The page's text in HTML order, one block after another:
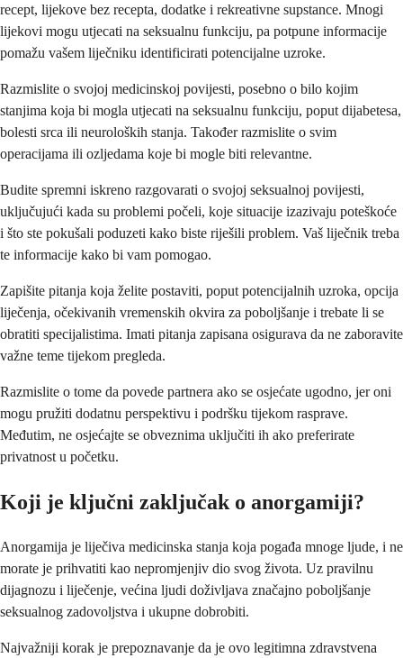
recept, lijekove bez recepta, dodatke i rekreativne supstance. Mnogi
lijekovi mogu utjecati na seksualnu funkciju, pa potpune informacije
pomažu vašem liječniku identificirati potencijalne uzroke.
Razmislite o svojoj medicinskoj povijesti, posebno o bilo kojim
stanjima koja bi mogla utjecati na seksualnu funkciju, poput dijabetesa,
bolesti srca ili neuroloških stanja. Također razmislite o svim
operacijama ili ozljedama koje bi mogle biti relevantne.
Budite spremni iskreno razgovarati o svojoj seksualnoj povijesti,
uključujući kada su problemi počeli, koje situacije izazivaju poteškoće
i što ste pokušali poduzeti kako biste riješili problem. Vaš liječnik treba
te informacije kako bi vam pomogao.
Zapišite pitanja koja želite postaviti, poput potencijalnih uzroka, opcija
liječenja, očekivanih vremenskih okvira za poboljšanje i trebate li se
obratiti specijalistima. Imati pitanja zapisana osigurava da ne zaboravite
važne teme tijekom pregleda.
Razmislite o tome da povede partnera ako se osjećate ugodno, jer oni
mogu pružiti dodatnu perspektivu i podršku tijekom rasprave.
Međutim, ne osjećajte se obveznima uključiti ih ako preferirate
privatnost u početku.
Koji je ključni zaključak o anorgamiji?
Anorgamija je liječiva medicinska stanja koja pogađa mnoge ljude, i ne
morate je prihvatiti kao nepromjenjiv dio svog života. Uz pravilnu
dijagnozu i liječenje, većina ljudi doživljava značajno poboljšanje
seksualnog zadovoljstva i ukupne dobrobiti.
Najvažniji korak je prepoznavanje da je ovo legitimna zdravstvena